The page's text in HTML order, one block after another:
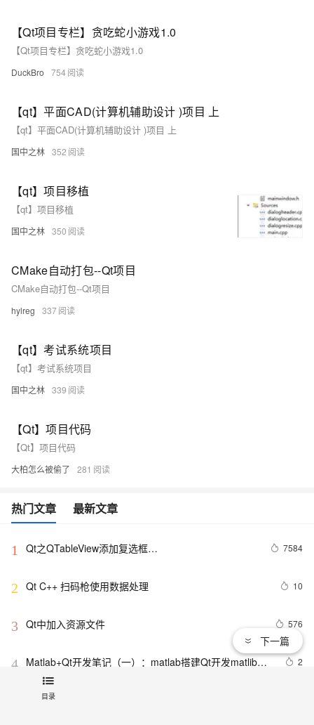
目录
【Qt项目专栏】贪吃蛇小游戏1.0
【Qt项目专栏】贪吃蛇小游戏1.0
DuckBro 754
【qt】平面CAD(计算机辅助设计 )项目 上
【qt】平面CAD(计算机辅助设计 )项目 上
国中之林 352
【qt】项目移植
【qt】项目移植
国中之林 350
CMake自动打包--Qt项目
CMake自动打包--Qt项目
hylreg 337
【qt】考试系统项目
【qt】考试系统项目
国中之林 339
【Qt】项目代码
【Qt】项目代码
大柏怎么被偷了 281
热门文章 最新文章
1
Qt之QTableView添加复选框
7584
2 Qt C++ 扫码枪使用数据处理 10
3 Qt中加入资源文件 576
4 Matlab+Qt开发笔记（一）：matlab搭建Qt开发matlib环
境以及Demo测试
2
Qt 解决窗口在多个显示器上显示位置设置问题
下一篇